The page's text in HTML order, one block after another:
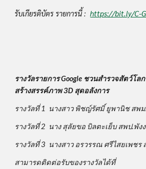
รับเกียรติบัตร รายการนี้ : https://bit.ly/C-
รางวัลรายการ Google ชวนสำรวจสัตว์โล
สร้างสรรค์ภาพ 3D สุดอลังการ
รางวัลที่ 1  นางสาว พิชญ์รัศมิ์ ยูพานิช สพ
รางวัลที่ 2  นาง สุลัยขอ บิลตะเย็บ สพป.พัง
รางวัลที่ 3  นางสาว อรวรรณ ศรีไสยเพชร
สามารดติดต่อรับของรางวัลได้ที่